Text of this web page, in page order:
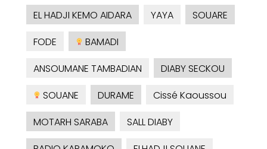
EL HADJI KEMO AIDARA
YAYA
SOUARE
FODE
BAMADI
ANSOUMANE TAMBADIAN
DIABY SECKOU
SOUANE
DURAME
Cissé Kaoussou
MOTARH SARABA
SALL DIABY